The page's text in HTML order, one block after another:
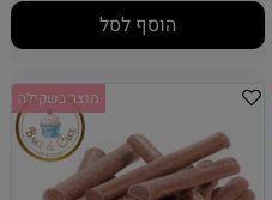
הוסף לסל
מוצר בשקילה